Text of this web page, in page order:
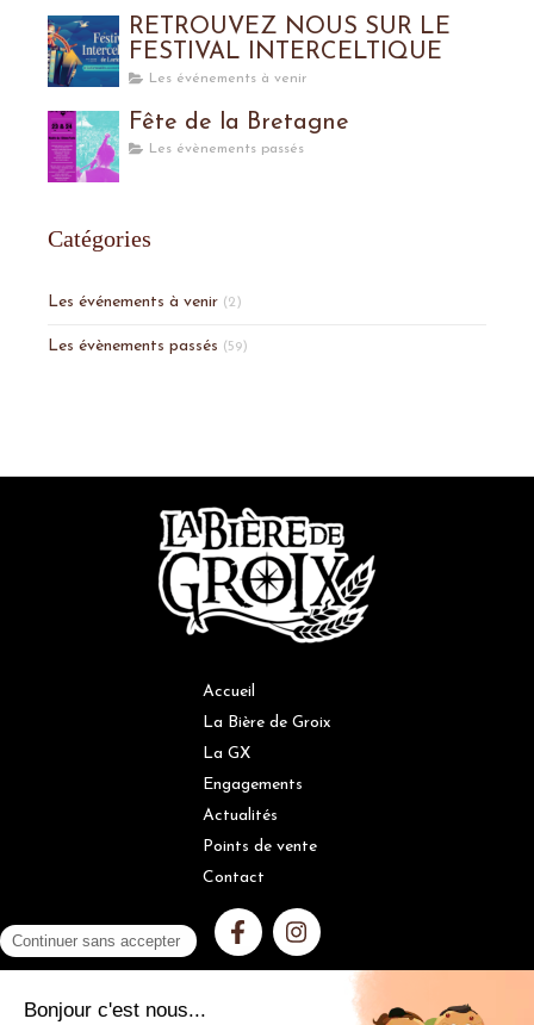
RETROUVEZ NOUS SUR LE
FESTIVAL INTERCELTIQUE
Les événements à venir
Fête de la Bretagne
Les évènements passés
Catégories
Les événements à venir (2)
Les évènements passés (59)
Accueil
La Bière de Groix
La GX
Engagements
Actualités
Points de vente
Contact
L'ABUS D'ALCOOL EST DANGEREUX POUR LA SANTÉ, À
CONSOMMER AVEC MODÉRATION